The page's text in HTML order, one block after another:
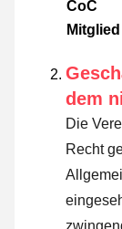
CoC
dem
Die
Recht